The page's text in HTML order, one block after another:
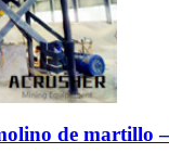
de martillo